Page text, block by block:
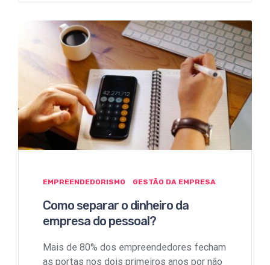
EMPREENDEDORISMO GESTÃO DA EMPRESA
Como separar o dinheiro da
empresa do pessoal?
Mais de 80% dos empreendedores fecham
as portas nos dois primeiros anos por não